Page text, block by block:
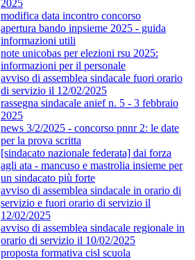
2025
modifica data incontro concorso
apertura bando inpsieme 2025 - guida
informazioni utili
note unicobas per elezioni rsu 2025:
informazioni per il personale
avviso di assemblea sindacale fuori orario
di servizio il 12/02/2025
rassegna sindacale anief n. 5 - 3 febbraio
2025
news 3/2/2025 - concorso pnnr 2: le date
per la prova scritta
[sindacato nazionale federata] dai forza
agli ata - mancuso e mastrolia insieme per
un sindacato più forte
avviso di assemblea sindacale in orario di
servizio e fuori orario di servizio il
12/02/2025
avviso di assemblea sindacale regionale in
orario di servizio il 10/02/2025
proposta formativa cisl scuola